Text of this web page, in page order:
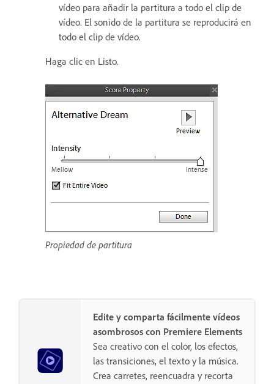
vídeo para añadir la partitura a todo el clip de
vídeo. El sonido de la partitura se reproducirá en
todo el clip de vídeo.
Haga clic en Listo.
Propiedad de partitura
Edite y comparta fácilmente vídeos
asombrosos con Premiere Elements
Sea creativo con el color, los efectos,
las transiciones, el texto y la música.
Crea carretes, reencuadra y recorta